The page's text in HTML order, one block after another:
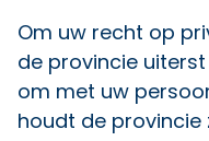
Om uw recht op
de provincie
om met uw
houdt de provincie